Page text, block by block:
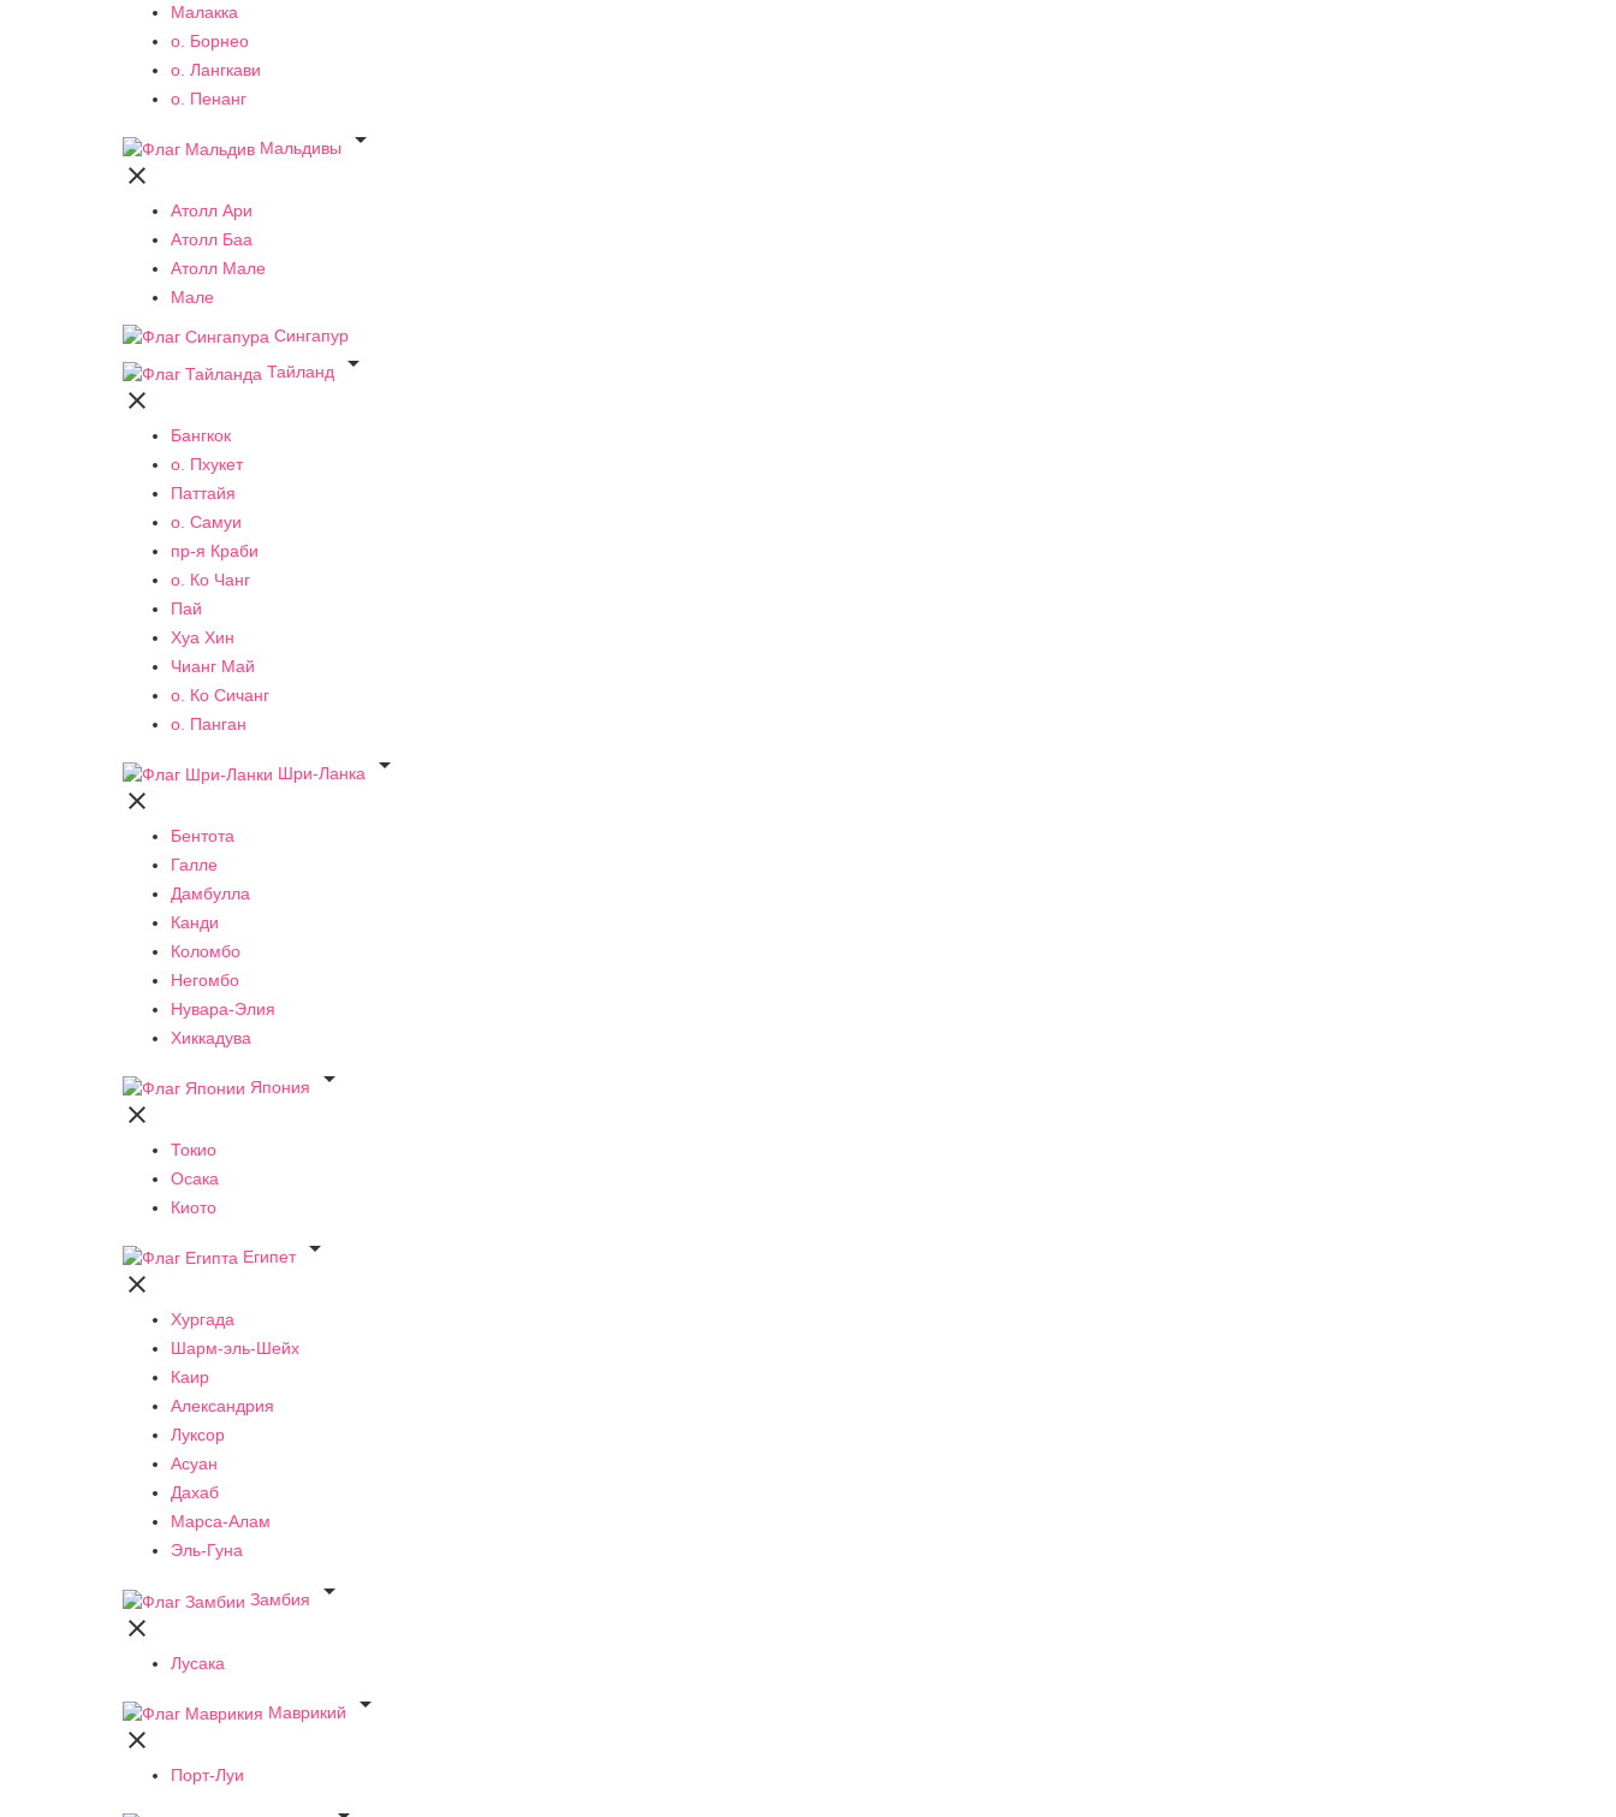
Малакка
о. Борнео
о. Лангкави
о. Пенанг
Мальдивы


Атолл Ари
Атолл Баа
Атолл Мале
Мале
Сингапур
Тайланд


Бангкок
о. Пхукет
Паттайя
о. Самуи
пр-я Краби
о. Ко Чанг
Пай
Хуа Хин
Чианг Май
о. Ко Сичанг
о. Панган
Шри-Ланка


Бентота
Галле
Дамбулла
Канди
Коломбо
Негомбо
Нувара-Элия
Хиккадува
Япония


Токио
Осака
Киото
Египет


Хургада
Шарм-эль-Шейх
Каир
Александрия
Луксор
Асуан
Дахаб
Марса-Алам
Эль-Гуна
Замбия


Лусака
Маврикий


Порт-Луи